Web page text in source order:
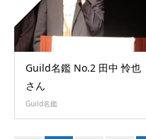
Guild名鑑 No.2 田中 怜也
さん
Guild名鑑